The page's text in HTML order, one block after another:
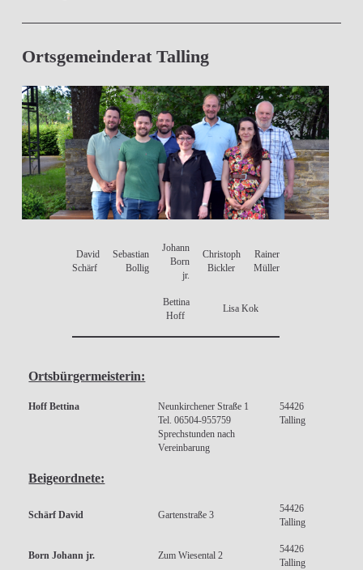
Ortsgemeinderat Talling
David
Schärf
Sebastian
Bollig
Johann
Born
jr.
Christoph
Bickler
Rainer
Müller
Bettina
Hoff
Lisa Kok
Ortsbürgermeisterin:
Hoff Bettina
Neunkirchener Straße 1
Tel. 06504-955759
Sprechstunden nach
Vereinbarung
54426
Talling
Beigeordnete:
Schärf David Gartenstraße 3
54426
Talling
Born Johann jr. Zum Wiesental 2
54426
Talling